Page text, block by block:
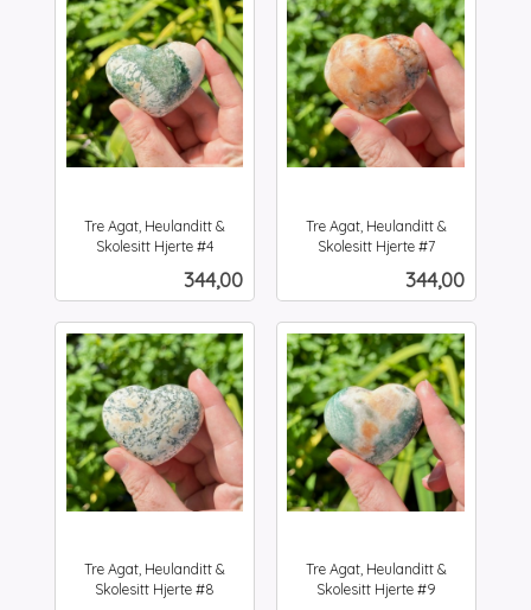
Tre Agat, Heulanditt &
Skolesitt Hjerte #4
Pris
344,00
Tre Agat, Heulanditt &
Skolesitt Hjerte #7
Pris
344,00
Tre Agat, Heulanditt &
Skolesitt Hjerte #8
Tre Agat, Heulanditt &
Skolesitt Hjerte #9